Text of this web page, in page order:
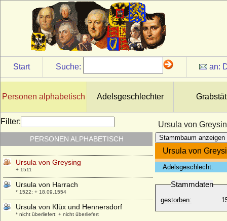
Start Suche: an:
Personen alphabetisch Adelsgeschlechter
Ursula von
Stammbaum anzeigen
Ursula von
Adelsgeschlecht:
Stammdaten
gestorben:
Filter:
PERSONEN ALPHABETISCH
Baden-Hochberg)
Ursula von Bassewitz
* vor 1510; + vor 1556
Ursula von Brandenburg
* 17.10.1488; + 18.09.1510
Ursula von Brandenburg
Ursula von Burgsdorff
* 1551; + 1596
Ursula von der Pfalz-Veldenz-Lützelstein
* 24.02.1572; + 05.03.1635
Ursula von Daun-Kyrburg und Salm
* um 1515; + 24.07.1601
Ursula von Greysing
+ 1511
Ursula von Harrach
* 1522; + 18.09.1554
Ursula von Klüx und Hennersdorf
* nicht überliefert; + nicht überliefert